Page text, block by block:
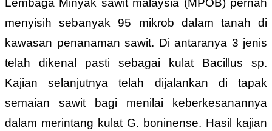
menyisih sebanyak 95 mikrob dalam tanah di
kawasan penanaman sawit. Di antaranya 3 jenis
telah dikenal pasti sebagai kulat Bacillus sp.
Kajian selanjutnya telah dijalankan di tapak
semaian sawit bagi menilai keberkesanannya
dalam merintang kulat G. boninense. Hasil kajian